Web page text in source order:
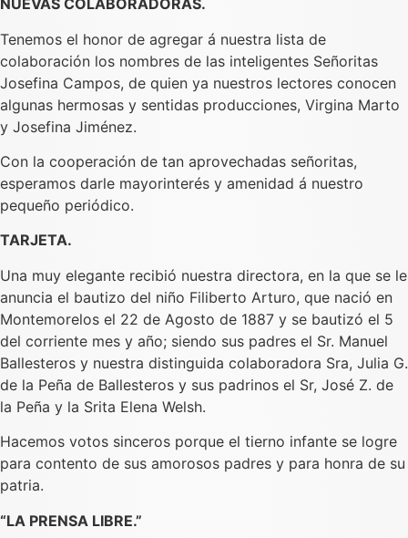
NUEVAS COLABORADORAS.
Tenemos el honor de agregar á nuestra lista de
colaboración los nombres de las inteligentes Señoritas
Josefina Campos, de quien ya nuestros lectores conocen
algunas hermosas y sentidas producciones, Virgina Marto
y Josefina Jiménez.
Con la cooperación de tan aprovechadas señoritas,
esperamos darle mayorinterés y amenidad á nuestro
pequeño periódico.
TARJETA.
Una muy elegante recibió nuestra directora, en la que se le
anuncia el bautizo del niño Filiberto Arturo, que nació en
Montemorelos el 22 de Agosto de 1887 y se bautizó el 5
del corriente mes y año; siendo sus padres el Sr. Manuel
Ballesteros y nuestra distinguida colaboradora Sra, Julia G.
de la Peña de Ballesteros y sus padrinos el Sr, José Z. de
la Peña y la Srita Elena Welsh.
Hacemos votos sinceros porque el tierno infante se logre
para contento de sus amorosos padres y para honra de su
patria.
“LA PRENSA LIBRE.”